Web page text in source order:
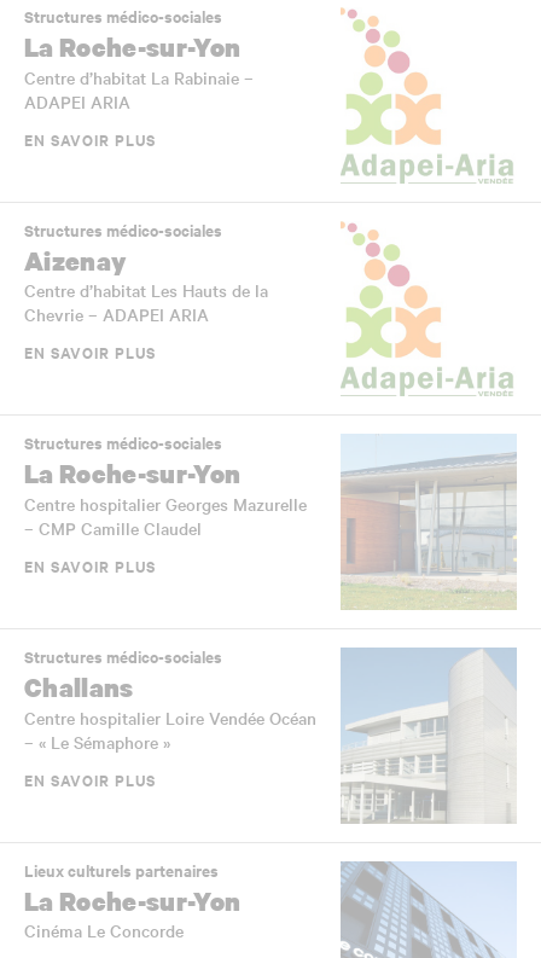
Structures médico-sociales
La Roche-sur-Yon
Centre d’habitat La Rabinaie –
ADAPEI ARIA
EN SAVOIR PLUS
Structures médico-sociales
Aizenay
Centre d’habitat Les Hauts de la
Chevrie – ADAPEI ARIA
EN SAVOIR PLUS
Structures médico-sociales
La Roche-sur-Yon
Centre hospitalier Georges Mazurelle
– CMP Camille Claudel
EN SAVOIR PLUS
Structures médico-sociales
Challans
Centre hospitalier Loire Vendée Océan
– « Le Sémaphore »
EN SAVOIR PLUS
Lieux culturels partenaires
La Roche-sur-Yon
Cinéma Le Concorde